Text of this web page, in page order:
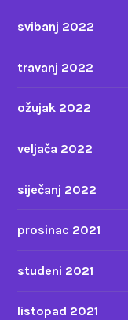
svibanj 2022
travanj 2022
ožujak 2022
veljača 2022
siječanj 2022
prosinac 2021
studeni 2021
listopad 2021